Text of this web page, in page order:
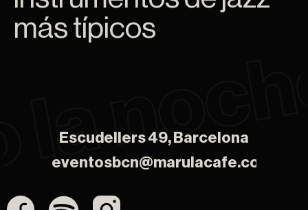
más típicos
Escudellers 49, Barcelona
eventosbcn@marulacafe.com
eventosbcn@marulacafe.com